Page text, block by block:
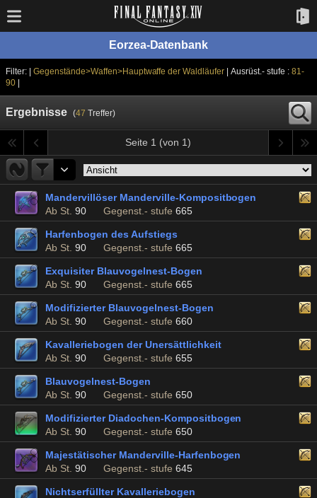
Eorzea-Datenbank
Filter: | Gegenstände>Waffen>Hauptwaffe der Waldläufer | Ausrüst.- stufe : 81-
90|
Ergebnisse (47 Treffer)
Seite 1 (von 1)
Mandervillöser Manderville-Kompositbogen
Ab St. 90 Gegenst.- stufe 665
Harfenbogen des Aufstiegs
Ab St. 90 Gegenst.- stufe 665
Exquisiter Blauvogelnest-Bogen
Ab St. 90 Gegenst.- stufe 665
Modifizierter Blauvogelnest-Bogen
Ab St. 90 Gegenst.- stufe 660
Kavalleriebogen der Unersättlichkeit
Ab St. 90 Gegenst.- stufe 655
Blauvogelnest-Bogen
Ab St. 90 Gegenst.- stufe 650
Modifizierter Diadochen-Kompositbogen
Ab St. 90 Gegenst.- stufe 650
Majestätischer Manderville-Harfenbogen
Ab St. 90 Gegenst.- stufe 645
Nichtserfüllter Kavalleriebogen